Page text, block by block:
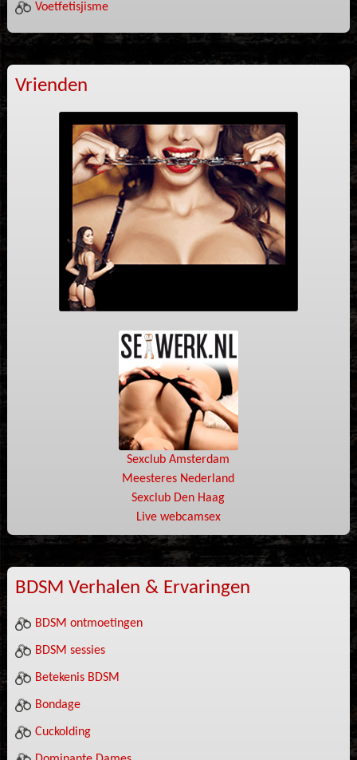
Voetfetisjisme
Vrienden
Sexclub Amsterdam
Meesteres Nederland
Sexclub Den Haag
Live webcamsex
BDSM Verhalen & Ervaringen
BDSM ontmoetingen
BDSM sessies
Betekenis BDSM
Bondage
Cuckolding